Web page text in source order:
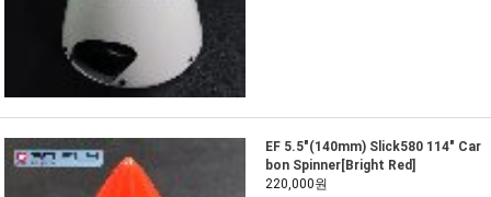
EF 5.5"(140mm) Slick580 114" Car
bon Spinner[Bright Red]
220,000원